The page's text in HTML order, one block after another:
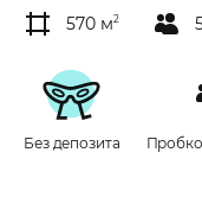
570 м2
Без депозита